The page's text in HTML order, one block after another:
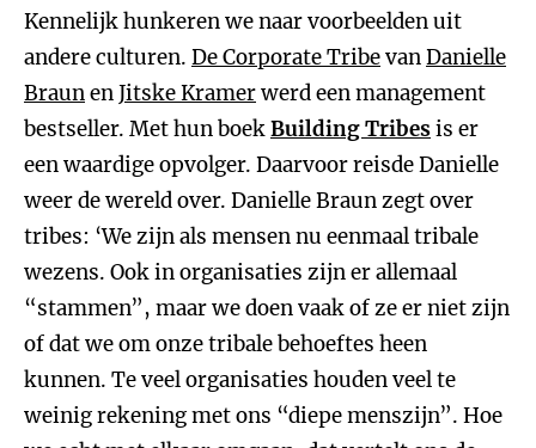
Kennelijk hunkeren we naar voorbeelden uit
andere culturen. De Corporate TribevanDanielle
BraunenJitske Kramerwerd een management
bestseller. Met hun boekBuilding Tribesis er
een waardige opvolger. Daarvoor reisde Danielle
weer de wereld over. Danielle Braun zegt over
tribes: ‘We zijn als mensen nu eenmaal tribale
wezens. Ook in organisaties zijn er allemaal
“stammen”, maar we doen vaak of ze er niet zijn
of dat we om onze tribale behoeftes heen
kunnen. Te veel organisaties houden veel te
weinig rekening met ons “diepe menszijn”. Hoe